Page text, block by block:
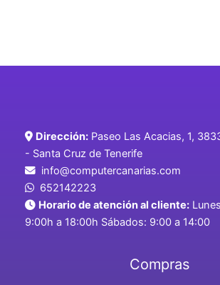
Dirección: Paseo Las Acacias, 1,
- Santa Cruz de Tenerife
info@computercanarias.com
652142223
Horario de atención al cliente:
9:00h a 18:00h Sábados: 9:00 a 14:00
Compras